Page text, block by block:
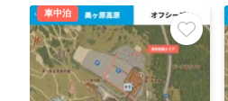
車中泊